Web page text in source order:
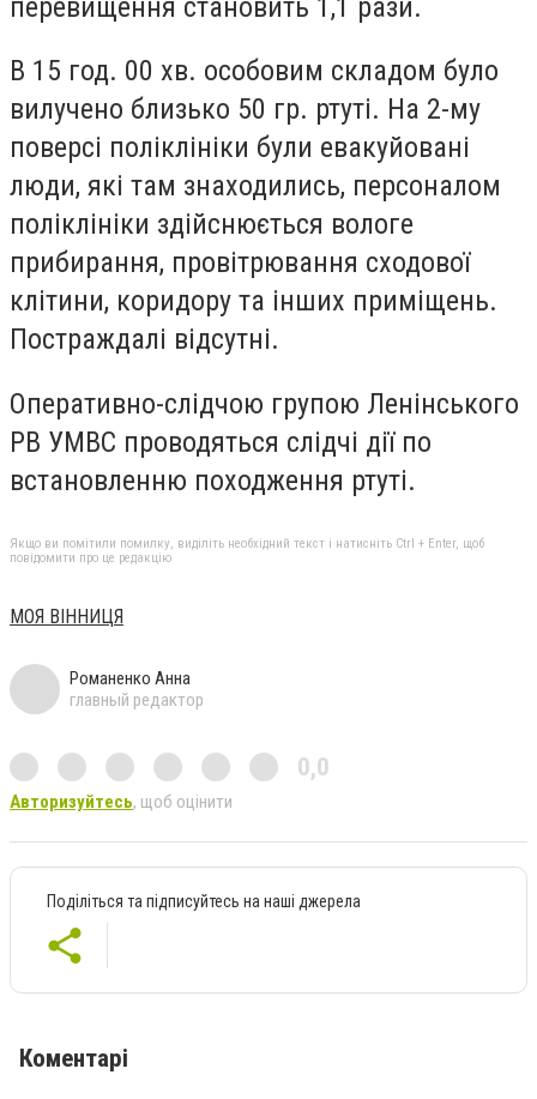
В 15 год. 00 хв. особовим складом було
вилучено близько 50 гр. ртуті. На 2-му
поверсі поліклініки були евакуйовані
люди, які там знаходились, персоналом
поліклініки здійснюється вологе
прибирання, провітрювання сходової
клітини, коридору та інших приміщень.
Постраждалі відсутні.
Оперативно-слідчою групою Ленінського
РВ УМВС проводяться слідчі дії по
встановленню походження ртуті.
Якщо ви помітили помилку, виділіть необхідний текст і натисніть Ctrl + Enter, щоб
повідомити про це редакцію
МОЯ ВІННИЦЯ
Романенко Анна
главный редактор
0,0
Авторизуйтесь, щоб оцінити
Поділіться та підписуйтесь на наші джерела
Коментарі